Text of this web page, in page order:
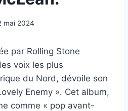
mai 2024
par Rolling Stone
voix les plus
du Nord, dévoile son
Enemy ». Cet album,
comme « pop avant-